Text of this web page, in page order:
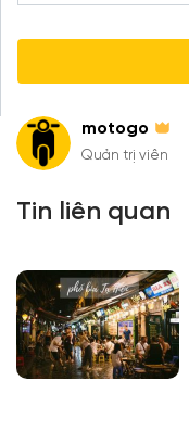
motogo
Quản trị viên
Tin liên quan